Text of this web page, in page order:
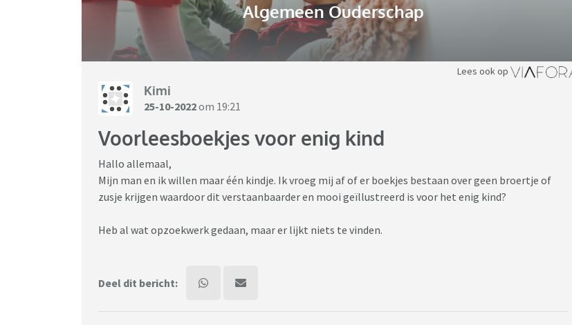
Algemeen Ouderschap
Lees ook op
Kimi
25-10-2022om 19:21
Voorleesboekjes voor enig kind
Hallo allemaal,
Mijn man en ik willen maar één kindje. Ik vroeg mij af of er boekjes bestaan over geen broertje of
zusje krijgen waardoor dit verstaanbaarder en mooi geïllustreerd is voor het enig kind?
Heb al wat opzoekwerk gedaan, maar er lijkt niets te vinden.
Deel dit bericht: